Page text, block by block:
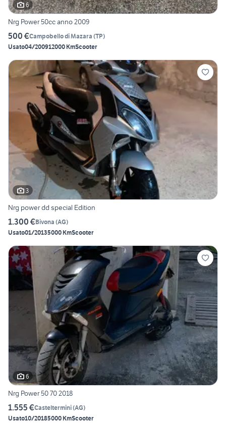
6
Nrg Power 50cc anno 2009
500 €Campobello di Mazara (TP)
Usato04/200912000 KmScooter
3
Nrg power dd special Edition
1.300 €Bivona (AG)
Usato01/20135000 KmScooter
6
Nrg Power 50 70 2018
1.555 €Casteltermini(AG)
Usato10/20185000 KmScooter